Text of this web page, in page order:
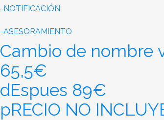
-NOTIFICACIÓN
-ASESORAMIENTO
Cambio de nombre
65,5€
dEspues 89€
pRECIO NO